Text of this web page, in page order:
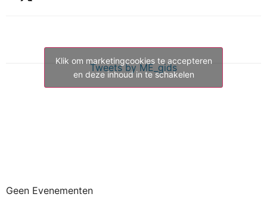
Tweets by ME_gids
Klik om marketingcookies te accepteren
en deze inhoud in te schakelen
Geen Evenementen